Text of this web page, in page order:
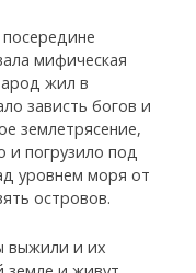
мифическая
жил в
зависть богов и
землетрясение,
и погрузило под
уровнем моря от
островов.
выжили и их